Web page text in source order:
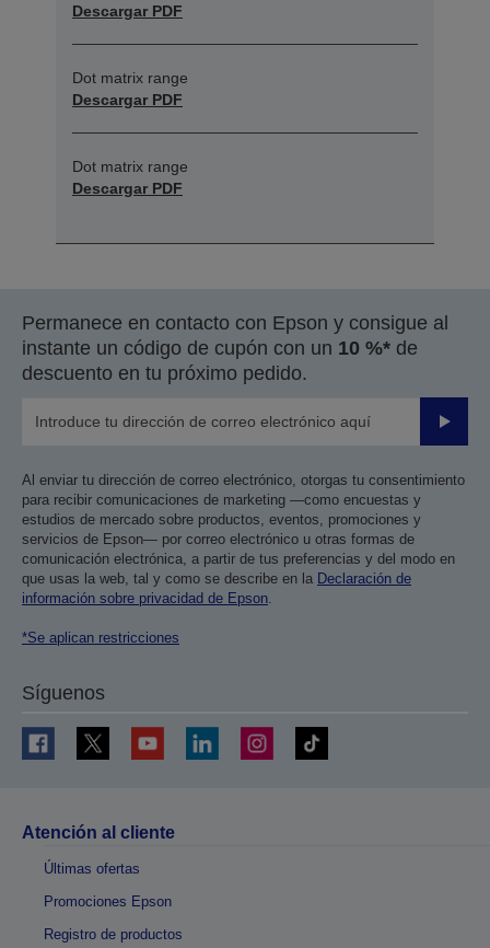
Descargar PDF
Dot matrix range
Descargar PDF
Dot matrix range
Descargar PDF
Permanece en contacto con Epson y consigue al
instante un código de cupón con un 10 %* de
descuento en tu próximo pedido.
Enviar
Al enviar tu dirección de correo electrónico, otorgas tu consentimiento
para recibir comunicaciones de marketing —como encuestas y
estudios de mercado sobre productos, eventos, promociones y
servicios de Epson— por correo electrónico u otras formas de
comunicación electrónica, a partir de tus preferencias y del modo en
que usas la web, tal y como se describe en la Declaración de
información sobre privacidad de Epson
*Se aplican restricciones
Síguenos
Atención al cliente
Últimas ofertas
Promociones Epson
Registro de productos